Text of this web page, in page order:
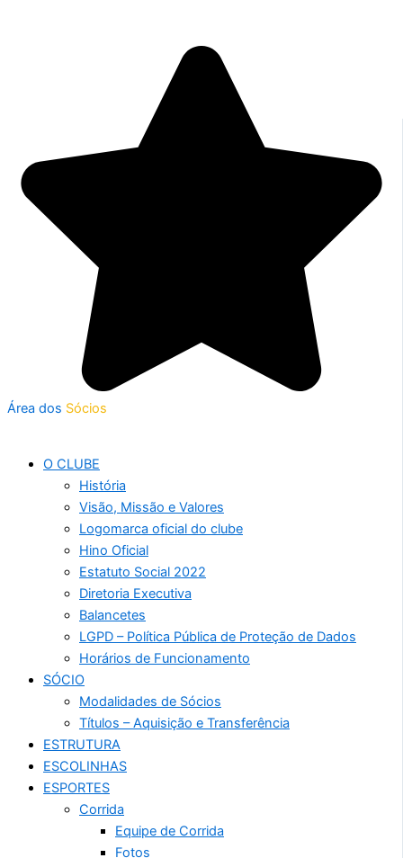
Área dos Sócios
O CLUBE
História
Visão, Missão e Valores
Logomarca oficial do clube
Hino Oficial
Estatuto Social 2022
Diretoria Executiva
Balancetes
LGPD – Política Pública de Proteção de Dados
Horários de Funcionamento
SÓCIO
Modalidades de Sócios
Títulos – Aquisição e Transferência
ESTRUTURA
ESCOLINHAS
ESPORTES
Corrida
Equipe de Corrida
Fotos